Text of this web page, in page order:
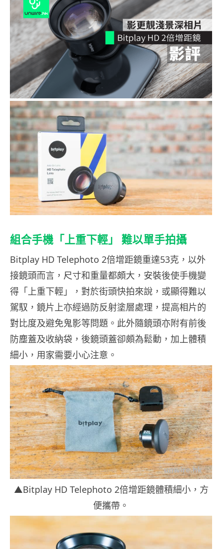
組合手機「上重下輕」 難以單手拍攝
Bitplay HD Telephoto 2倍增距鏡重達53克，以外
接鏡頭而言，尺寸和重量都頗大，安裝後使手機變
得「上重下輕」，對於街頭快拍來說，或顯得難以
駕馭，鏡片上亦經過防反射塗層處理，提高相片的
對比度及避免鬼影等問題。此外隨鏡頭亦附有前後
防塵蓋及收納袋，後鏡頭蓋卻頗為鬆動，加上體積
細小，用家需要小心注意。
▲Bitplay HD Telephoto 2倍增距鏡體積細小，方
便攜帶。